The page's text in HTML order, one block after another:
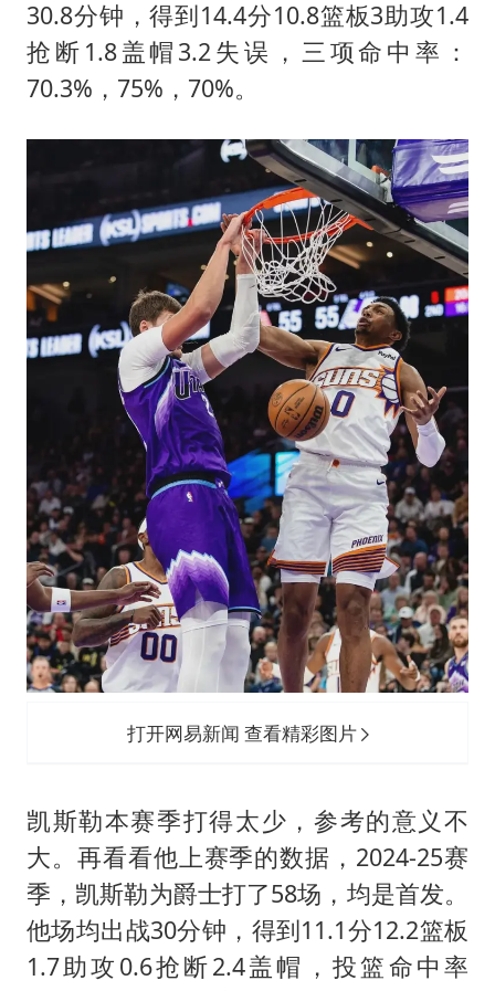
30.8分钟，得到14.4分10.8篮板3助攻1.4
抢断1.8盖帽3.2失误，三项命中率：
70.3%，75%，70%。
打开网易新闻 查看精彩图片
凯斯勒本赛季打得太少，参考的意义不
大。再看看他上赛季的数据，2024-25赛
季，凯斯勒为爵士打了58场，均是首发。
他场均出战30分钟，得到11.1分12.2篮板
1.7助攻0.6抢断2.4盖帽，投篮命中率